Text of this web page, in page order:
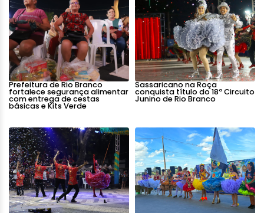
Prefeitura de Rio Branco
fortalece segurança alimentar
com entrega de cestas
básicas e Kits Verde
Sassaricano na Roça
conquista título do 18º Circuito
Junino de Rio Branco